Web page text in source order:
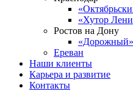
«Хутор
Ростов на Дону
«Дорожный»
Ереван
Наши клиенты
Карьера и развитие
Контакты